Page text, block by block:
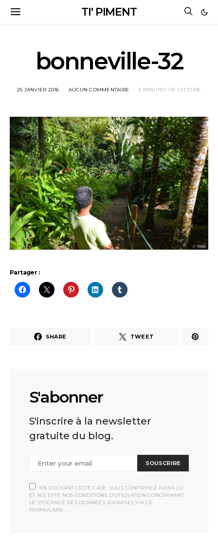
TI' PIMENT
bonneville-32
25 JANVIER 2016 AUCUN COMMENTAIRE 0 MINUTES DE LECTURE
Partager :
SHARE TWEET
S'abonner
S'inscrire à la newsletter
gratuite du blog.
SOUSCRIRE
EN COCHANT CETTE CASE, VOUS CONFIRMEZ AVOIR LU
ET ACCEPTÉ NOS CONDITIONS D'UTILISATION CONCERNANT
LE STOCKAGE DES DONNÉES SOUMISES VIA CE
FORMULAIRE.